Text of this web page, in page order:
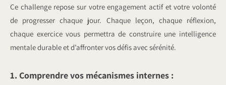
Ce challenge repose sur votre engagement actif et votre volonté
de progresser chaque jour. Chaque leçon, chaque réflexion,
chaque exercice vous permettra de construire une intelligence
mentale durable et d’affronter vos défis avec sérénité.
1. Comprendre vos mécanismes internes :